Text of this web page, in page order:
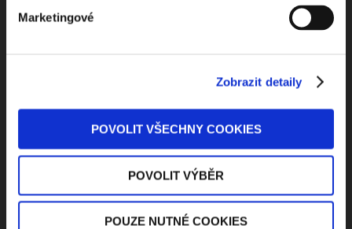
Marketingové
Zobrazit detaily
POVOLIT VŠECHNY COOKIES
POVOLIT VÝBĚR
POUZE NUTNÉ COOKIES
Kontaktuje nás
Jungmannova 34, 110 00 Praha
+420 733 661 882